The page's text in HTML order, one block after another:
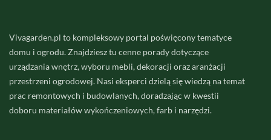
Vivagarden.pl to kompleksowy portal poświęcony tematyce
domu i ogrodu. Znajdziesz tu cenne porady dotyczące
urządzania wnętrz, wyboru mebli, dekoracji oraz aranżacji
przestrzeni ogrodowej. Nasi eksperci dzielą się wiedzą na temat
prac remontowych i budowlanych, doradzając w kwestii
doboru materiałów wykończeniowych, farb i narzędzi.